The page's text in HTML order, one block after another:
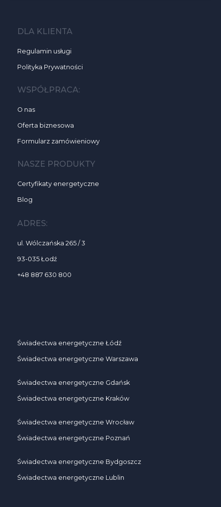
DLA KLIENTA
Regulamin usługi
Polityka Prywatności
WSPÓŁPRACA:
O nas
Oferta biznesowa
Formularz zamówieniowy
NASZE PRODUKTY
Certyfikaty energetyczne
Blog
ADRES:
ul. Wólczańska 265 / 3
93-035 Łodź
+48 887 630 800
Świadectwa energetyczne Łódź
Świadectwa energetyczne Warszawa
Świadectwa energetyczne Gdańsk
Świadectwa energetyczne Kraków
Świadectwa energetyczne Wrocław
Świadectwa energetyczne Poznań
Świadectwa energetyczne Bydgoszcz
Świadectwa energetyczne Lublin